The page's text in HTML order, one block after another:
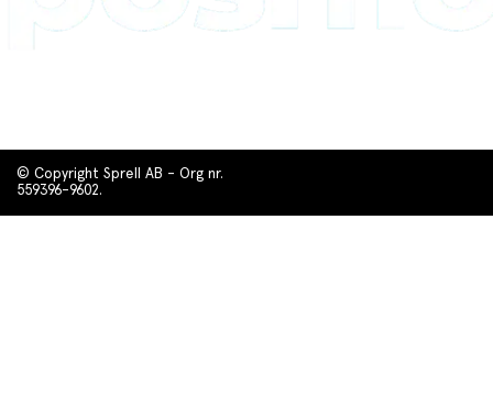
© Copyright Sprell AB - Org nr.
559396-9602.